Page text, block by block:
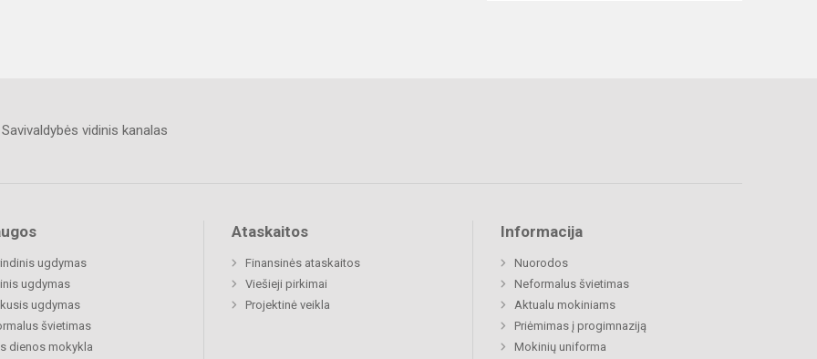
Savivaldybės vidinis kanalas
ugdymas
ugdymas
ugdymas
švietimas
dienos mokykla
Ataskaitos
Finansinės ataskaitos
Viešieji pirkimai
Projektinė veikla
Informacija
Nuorodos
Neformalus švietimas
Aktualu mokiniams
Priėmimas į progimnaziją
Mokinių uniforma